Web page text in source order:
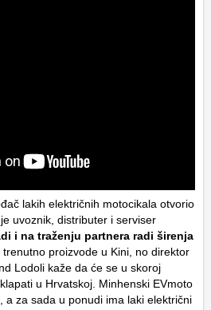
lakih električnih motocikala otvorio
uvoznik, distributer i serviser
i na traženju partnera radi širenja
trenutno proizvode u Kini, no direktor
Lodoli kaže da će se u skoroj
u Hrvatskoj. Minhenski EVmoto
a za sada u ponudi ima laki električni